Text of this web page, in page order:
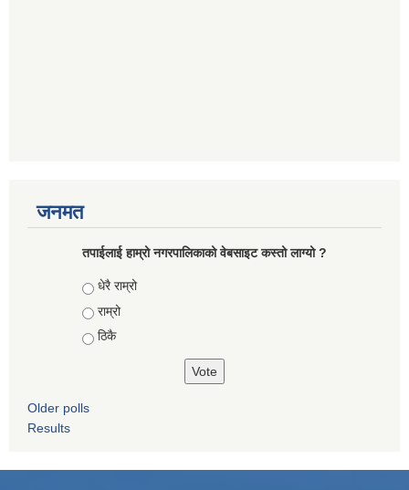
जनमत
तपाईलाई हाम्रो नगरपालिकाको वेबसाइट कस्तो लाग्यो ?
Choices
धेरै राम्रो
राम्रो
ठिकै
Older polls
Results